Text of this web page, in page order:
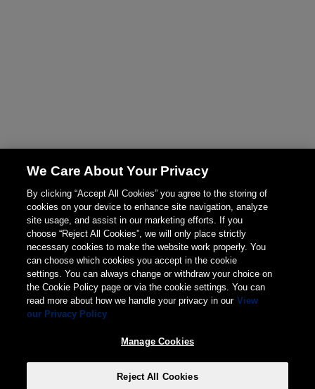
We Care About Your Privacy
By clicking “Accept All Cookies” you agree to the storing of
cookies on your device to enhance site navigation, analyze
site usage, and assist in our marketing efforts. If you
choose “Reject All Cookies”, we will only place strictly
necessary cookies to make the website work properly. You
can choose which cookies you accept in the cookie
settings. You can always change or withdraw your choice on
the Cookie Policy page or via the cookie settings. You can
read more about how we handle your privacy in our View
our Privacy Policy
Manage Cookies
Reject All Cookies